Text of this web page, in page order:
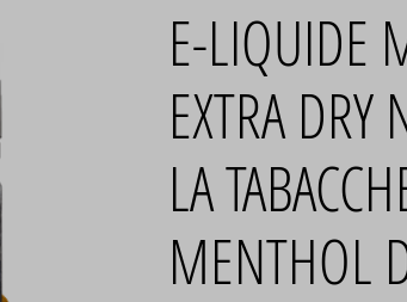
E-LIQUIDE
EXTRA DRY
LA
MENTHOL